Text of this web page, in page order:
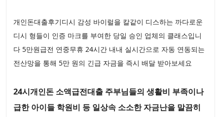
개인돈대출후기디시 감성 바이럴을 칼같이 디스하는 까다로운
디시 형들이 인증 마크를 부여한 당일 승인 업체의 클래스입니
다 5만원급전 연중무휴 24시간 내내 실시간으로 자동 연동되는
전산망을 통해 5만 원의 긴급 자금을 즉시 배달 받아보세요
24시개인돈 소액급전대출 주부님들의 생활비 부족이나
급한 아이들 학원비 등 일상속 소소한 자금난을 말끔히